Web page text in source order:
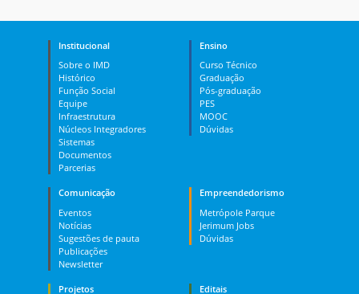
Institucional
Sobre o IMD
Histórico
Função Social
Equipe
Infraestrutura
Núcleos Integradores
Sistemas
Documentos
Parcerias
Ensino
Curso Técnico
Graduação
Pós-graduação
PES
MOOC
Dúvidas
Comunicação
Eventos
Notícias
Sugestões de pauta
Publicações
Newsletter
Empreendedorismo
Metrópole Parque
Jerimum Jobs
Dúvidas
Projetos
Editais